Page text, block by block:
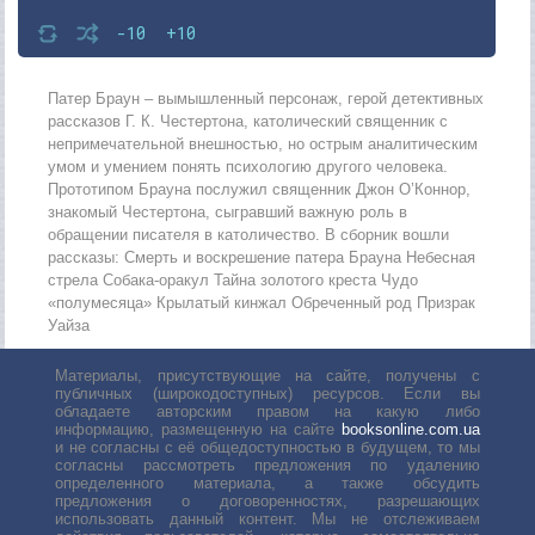
-10 +10
Патер Браун – вымышленный персонаж, герой детективных
рассказов Г. К. Честертона, католический священник с
непримечательной внешностью, но острым аналитическим
умом и умением понять психологию другого человека.
Прототипом Брауна послужил священник Джон О’Коннор,
знакомый Честертона, сыгравший важную роль в
обращении писателя в католичество. В сборник вошли
рассказы: Смерть и воскрешение патера Брауна Небесная
стрела Собака-оракул Тайна золотого креста Чудо
«полумесяца» Крылатый кинжал Обреченный род Призрак
Уайза
Материалы, присутствующие на сайте, получены с
публичных (широкодоступных) ресурсов. Если вы
обладаете авторским правом на какую либо
информацию, размещенную на сайте booksonline.com.ua
и не согласны с её общедоступностью в будущем, то мы
согласны рассмотреть предложения по удалению
определенного материала, а также обсудить
предложения о договоренностях, разрешающих
использовать данный контент. Мы не отслеживаем